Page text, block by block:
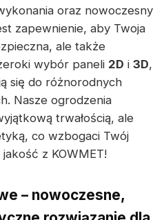
oraz nowoczesny
zapewnienie, aby Twoja
ale także
wybór paneli 2D i 3D,
się do różnorodnych
Nasze ogrodzenia
trwałością, ale
co wzbogaci Twój
z KOWMET!
– nowoczesne,